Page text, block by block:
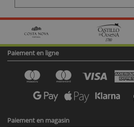
Paiement en ligne
Paiement en magasin